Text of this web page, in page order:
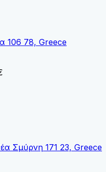
106 78, Greece
Σμύρνη 171 23, Greece